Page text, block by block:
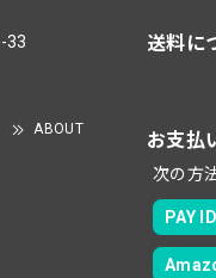
33
ABOUT
送料に
お支払
次の方
PAY